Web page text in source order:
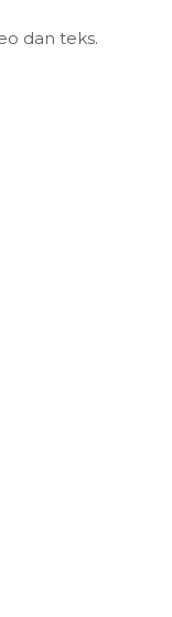
dan teks.